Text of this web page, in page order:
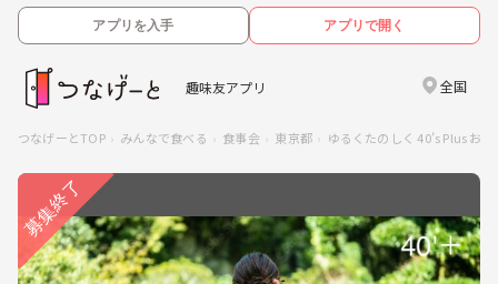
アプリを入手 アプリで開く
趣味友アプリ 全国
つなげーとTOP みんなで食べる 食事会 東京都 ゆるくたのしく 40’s Plus お